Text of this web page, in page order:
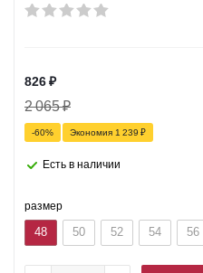
826₽
2 065₽
-60% Экономия 1 239 ₽
Есть в наличии
размер
48 50 52 54 56